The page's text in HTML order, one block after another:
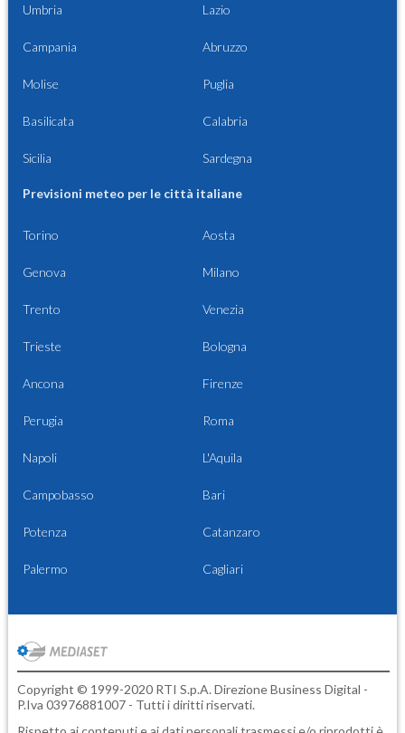
Umbria Lazio
Campania Abruzzo
Molise Puglia
Basilicata Calabria
Sicilia Sardegna
Previsioni meteo per le città italiane
Torino Aosta
Genova Milano
Trento Venezia
Trieste Bologna
Ancona Firenze
Perugia Roma
Napoli L'Aquila
Campobasso Bari
Potenza Catanzaro
Palermo Cagliari
Copyright © 1999-2020 RTI S.p.A. Direzione Business Digital -
P.Iva 03976881007 - Tutti i diritti riservati.